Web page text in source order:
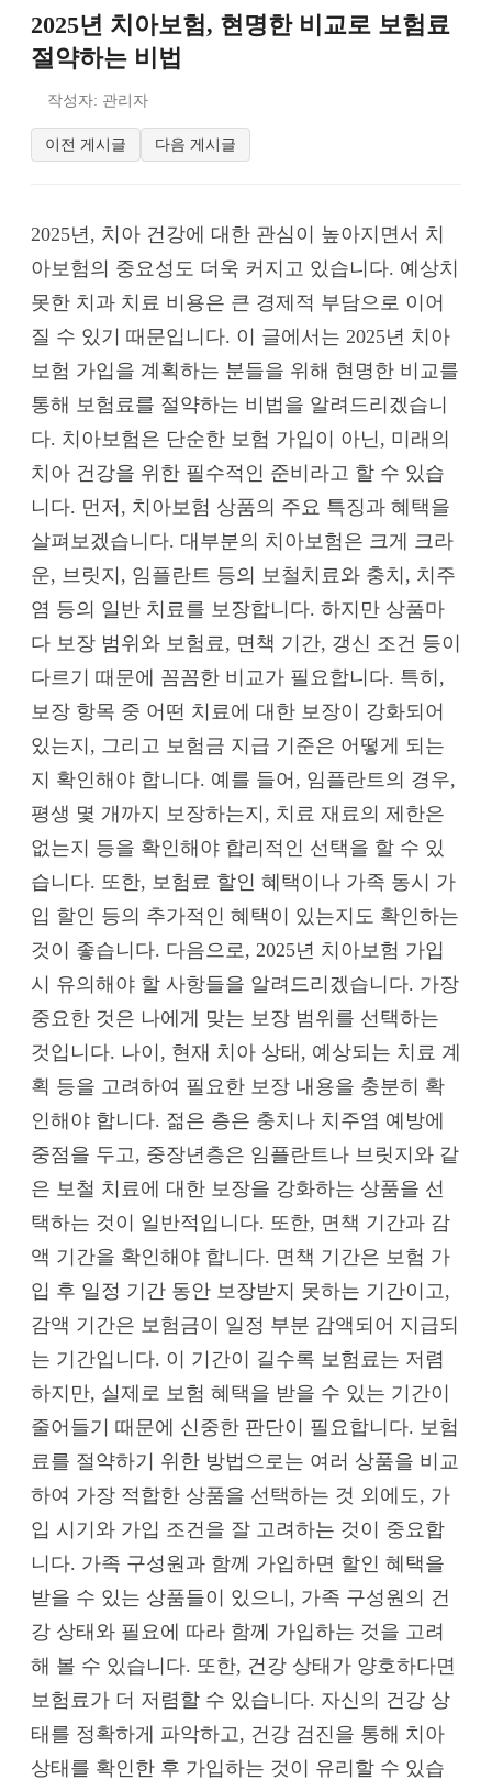
2025년 치아보험, 현명한 비교로 보험료
절약하는 비법
작성자: 관리자
이전 게시글 다음 게시글
2025년, 치아 건강에 대한 관심이 높아지면서 치
아보험의 중요성도 더욱 커지고 있습니다. 예상치
못한 치과 치료 비용은 큰 경제적 부담으로 이어
질 수 있기 때문입니다. 이 글에서는 2025년 치아
보험 가입을 계획하는 분들을 위해 현명한 비교를
통해 보험료를 절약하는 비법을 알려드리겠습니
다. 치아보험은 단순한 보험 가입이 아닌, 미래의
치아 건강을 위한 필수적인 준비라고 할 수 있습
니다. 먼저, 치아보험 상품의 주요 특징과 혜택을
살펴보겠습니다. 대부분의 치아보험은 크게 크라
운, 브릿지, 임플란트 등의 보철치료와 충치, 치주
염 등의 일반 치료를 보장합니다. 하지만 상품마
다 보장 범위와 보험료, 면책 기간, 갱신 조건 등이
다르기 때문에 꼼꼼한 비교가 필요합니다. 특히,
보장 항목 중 어떤 치료에 대한 보장이 강화되어
있는지, 그리고 보험금 지급 기준은 어떻게 되는
지 확인해야 합니다. 예를 들어, 임플란트의 경우,
평생 몇 개까지 보장하는지, 치료 재료의 제한은
없는지 등을 확인해야 합리적인 선택을 할 수 있
습니다. 또한, 보험료 할인 혜택이나 가족 동시 가
입 할인 등의 추가적인 혜택이 있는지도 확인하는
것이 좋습니다. 다음으로, 2025년 치아보험 가입
시 유의해야 할 사항들을 알려드리겠습니다. 가장
중요한 것은 나에게 맞는 보장 범위를 선택하는
것입니다. 나이, 현재 치아 상태, 예상되는 치료 계
획 등을 고려하여 필요한 보장 내용을 충분히 확
인해야 합니다. 젊은 층은 충치나 치주염 예방에
중점을 두고, 중장년층은 임플란트나 브릿지와 같
은 보철 치료에 대한 보장을 강화하는 상품을 선
택하는 것이 일반적입니다. 또한, 면책 기간과 감
액 기간을 확인해야 합니다. 면책 기간은 보험 가
입 후 일정 기간 동안 보장받지 못하는 기간이고,
감액 기간은 보험금이 일정 부분 감액되어 지급되
는 기간입니다. 이 기간이 길수록 보험료는 저렴
하지만, 실제로 보험 혜택을 받을 수 있는 기간이
줄어들기 때문에 신중한 판단이 필요합니다. 보험
료를 절약하기 위한 방법으로는 여러 상품을 비교
하여 가장 적합한 상품을 선택하는 것 외에도, 가
입 시기와 가입 조건을 잘 고려하는 것이 중요합
니다. 가족 구성원과 함께 가입하면 할인 혜택을
받을 수 있는 상품들이 있으니, 가족 구성원의 건
강 상태와 필요에 따라 함께 가입하는 것을 고려
해 볼 수 있습니다. 또한, 건강 상태가 양호하다면
보험료가 더 저렴할 수 있습니다. 자신의 건강 상
태를 정확하게 파악하고, 건강 검진을 통해 치아
상태를 확인한 후 가입하는 것이 유리할 수 있습